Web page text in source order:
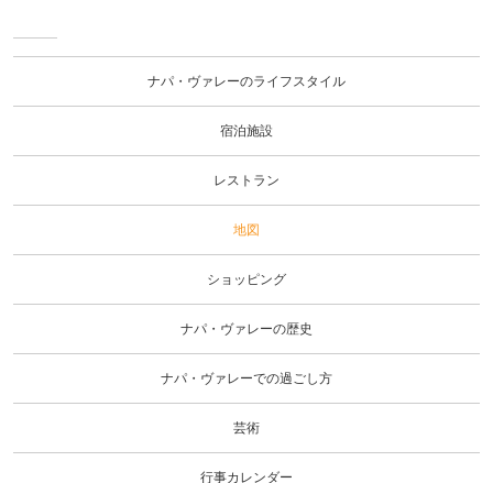
ナ
パ・
スタ
ナパ・ヴァレーのライフスタイル
宿泊施設
レストラン
地図
ショッピング
ナパ・ヴァレーの歴史
ナパ・ヴァレーでの過ごし方
芸術
行事カレンダー